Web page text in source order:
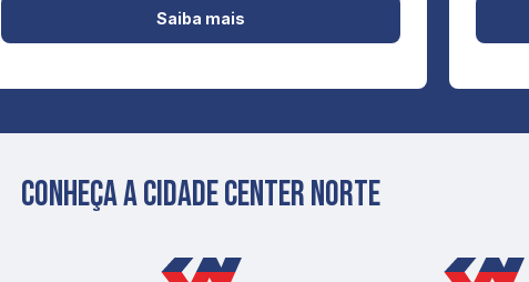
Saiba mais
Conheça a cidade center norte